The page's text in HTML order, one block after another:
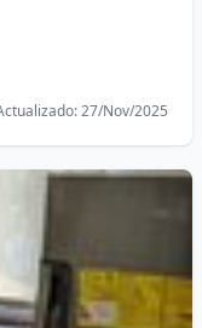
27/Nov/2025